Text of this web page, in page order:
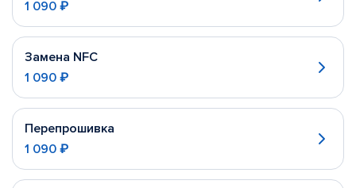
1 090 ₽
Замена NFC
1 090 ₽
Перепрошивка
1 090 ₽